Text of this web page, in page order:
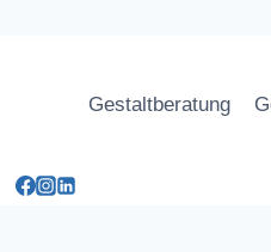
Gestaltberatung